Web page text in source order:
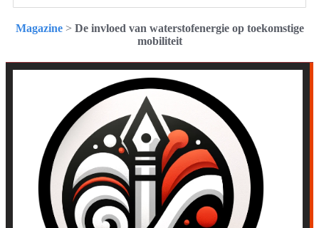
Magazine> De invloed van waterstofenergie op toekomstige
mobiliteit